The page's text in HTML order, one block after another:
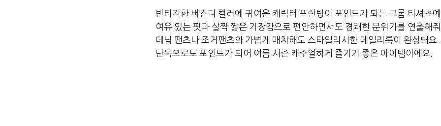
빈티지한 버건디 컬러에 귀여운 캐릭터 프린팅이 포인트가 되는 크롭 티셔츠
여유 있는 핏과 살짝 짧은 기장감으로 편안하면서도 경쾌한 분위기를 연출해
데님 팬츠나 조거팬츠와 가볍게 매치해도 스타일리시한 데일리룩이 완성돼요.
단독으로도 포인트가 되어 여름 시즌 캐주얼하게 즐기기 좋은 아이템이에요.